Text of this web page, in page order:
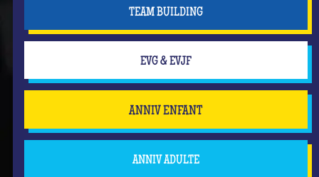
TEAM BUILDING
EVG & EVJF
ANNIV ENFANT
ANNIV ADULTE